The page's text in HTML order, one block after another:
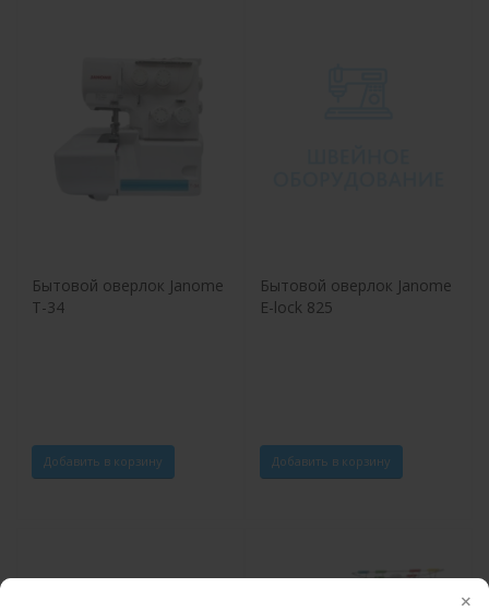
Бытовой оверлок Janome
T-34
Добавить в корзину
Бытовой оверлок Janome
E-lock 825
Добавить в корзину